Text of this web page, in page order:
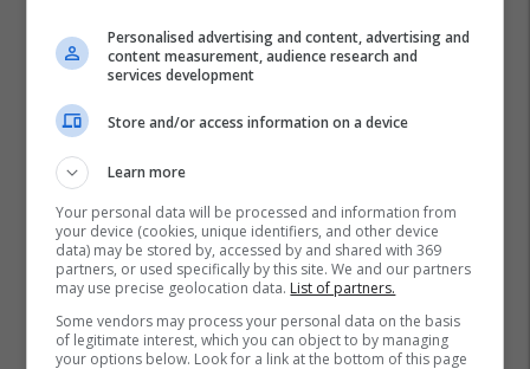
Personalised advertising and content, advertising and
content measurement, audience research and
services development
Store and/or access information on a device
Learn more
Your personal data will be processed and information from
your device (cookies, unique identifiers, and other device
data) may be stored by, accessed by and shared with 369
partners, or used specifically by this site. We and our partners
may use precise geolocation data. List of partners.
Some vendors may process your personal data on the basis
of legitimate interest, which you can object to by managing
your options below. Look for a link at the bottom of this page